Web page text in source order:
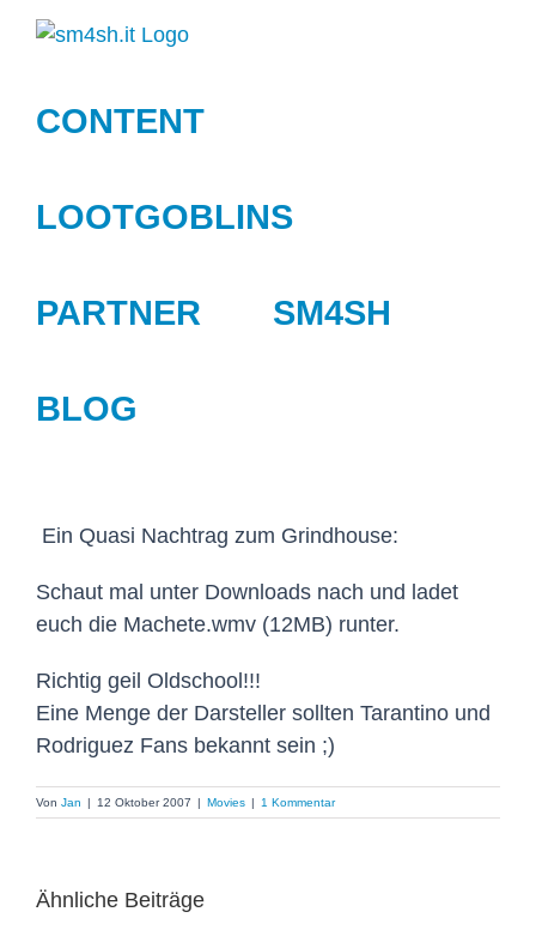
Zum
CONTENT
LOOTGOBLINS
PARTNER SM4SH
BLOG
Ein Quasi Nachtrag zum Grindhouse:
Schaut mal unter Downloads nach und ladet
euch die Machete.wmv (12MB) runter.
Richtig geil Oldschool!!!
Eine Menge der Darsteller sollten Tarantino und
Rodriguez Fans bekannt sein ;)
Von Jan | 12 Oktober 2007 | Movies | 1 Kommentar
Ähnliche Beiträge